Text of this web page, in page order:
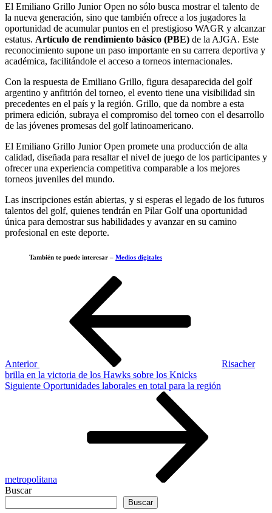
El Emiliano Grillo Junior Open no sólo busca mostrar el talento de
la nueva generación, sino que también ofrece a los jugadores la
oportunidad de acumular puntos en el prestigioso WAGR y alcanzar
estatus. Artículo de rendimiento básico (PBE) de la AJGA. Este
reconocimiento supone un paso importante en su carrera deportiva y
académica, facilitándole el acceso a torneos internacionales.
Con la respuesta de Emiliano Grillo, figura desaparecida del golf
argentino y anfitrión del torneo, el evento tiene una visibilidad sin
precedentes en el país y la región. Grillo, que da nombre a esta
primera edición, subraya el compromiso del torneo con el desarrollo
de las jóvenes promesas del golf latinoamericano.
El Emiliano Grillo Junior Open promete una producción de alta
calidad, diseñada para resaltar el nivel de juego de los participantes y
ofrecer una experiencia competitiva comparable a los mejores
torneos juveniles del mundo.
Las inscripciones están abiertas, y si esperas el legado de los futuros
talentos del golf, quienes tendrán en Pilar Golf una oportunidad
única para demostrar sus habilidades y avanzar en su camino
profesional en este deporte.
También te puede interesar – Medios digitales
Anterior
Risacher
brilla en la victoria de los Hawks sobre los Knicks
Siguiente
Siguiente Oportunidades laborales en total para la región
metropolitana
Buscar
Buscar